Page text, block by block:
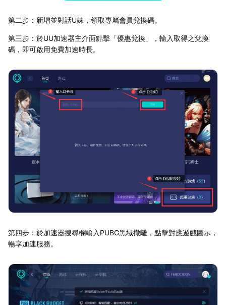
第二步：新增並對話U妹，領取專屬會員兌換碼。
第三步：於UU加速器主介面點擊「優惠兌換」，輸入取得之兌換
碼，即可啟用免費加速時長。
第四步：於加速器搜尋欄輸入PUBG黑域撤離，點擊對應遊戲圖示，
暢享加速服務。